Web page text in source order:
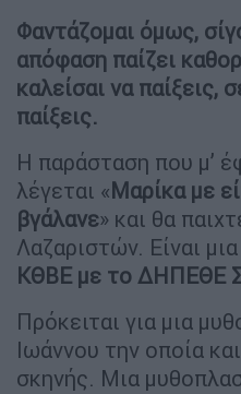
Φαντάζομαι όμως,
απόφαση παίζει
καλείσαι να παίξεις,
παίξεις.
Η παράσταση που μ’
λέγεται «Μαρίκα με
βγάλανε» και θα
Λαζαριστών. Είναι
ΚΘΒΕ με το ΔΗΠΕΘΕ
Πρόκειται για μια
Ιωάννου την οποία
σκηνής. Μια